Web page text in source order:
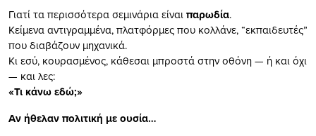
Γιατί τα περισσότερα σεμινάρια είναιπαρωδία.
Κείμενα αντιγραμμένα, πλατφόρμες που κολλάνε, “εκπαιδευτές”
που διαβάζουν μηχανικά.
Κι εσύ, κουρασμένος, κάθεσαι μπροστά στην οθόνη — ή και όχι
— και λες:
«Τι κάνω εδώ;»
Αν ήθελαν πολιτική με ουσία…